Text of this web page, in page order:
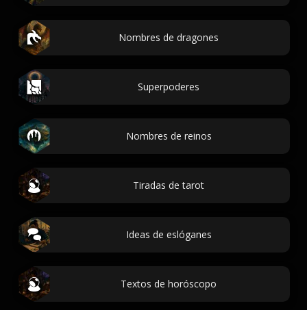
Nombres de dragones
Superpoderes
Nombres de reinos
Tiradas de tarot
Ideas de eslóganes
Textos de horóscopo